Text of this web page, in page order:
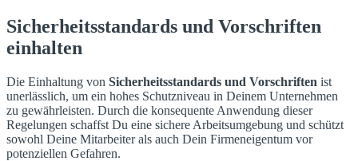
Sicherheitsstandards und Vorschriften
einhalten
Die Einhaltung von Sicherheitsstandards und Vorschriften ist
unerlässlich, um ein hohes Schutzniveau in Deinem Unternehmen
zu gewährleisten. Durch die konsequente Anwendung dieser
Regelungen schaffst Du eine sichere Arbeitsumgebung und schützt
sowohl Deine Mitarbeiter als auch Dein Firmeneigentum vor
potenziellen Gefahren.